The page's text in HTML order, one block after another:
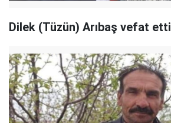
Dilek (Tüzün) Arıbaş vefat etti